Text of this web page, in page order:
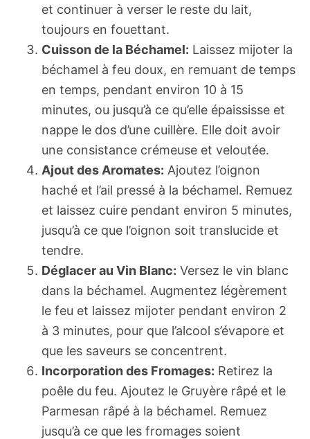
et continuer à verser le reste du lait,
toujours en fouettant.
Cuisson de la Béchamel: Laissez mijoter la
béchamel à feu doux, en remuant de temps
en temps, pendant environ 10 à 15
minutes, ou jusqu’à ce qu’elle épaississe et
nappe le dos d’une cuillère. Elle doit avoir
une consistance crémeuse et veloutée.
Ajout des Aromates: Ajoutez l’oignon
haché et l’ail pressé à la béchamel. Remuez
et laissez cuire pendant environ 5 minutes,
jusqu’à ce que l’oignon soit translucide et
tendre.
Déglacer au Vin Blanc: Versez le vin blanc
dans la béchamel. Augmentez légèrement
le feu et laissez mijoter pendant environ 2
à 3 minutes, pour que l’alcool s’évapore et
que les saveurs se concentrent.
Incorporation des Fromages: Retirez la
poêle du feu. Ajoutez le Gruyère râpé et le
Parmesan râpé à la béchamel. Remuez
jusqu’à ce que les fromages soient